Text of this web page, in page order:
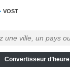
VOST
Convertisseur d’heure